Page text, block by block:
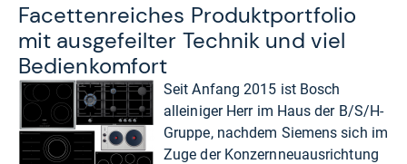
Facet­ten­rei­ches Pro­dukt­port­fo­lio
mit aus­ge­feil­ter Tech­nik und viel
Bedien­kom­fort
Seit Anfang 2015 ist Bosch
alleiniger Herr im Haus der B/S/H-
Gruppe, nachdem Siemens sich im
Zuge der Konzernneuausrichtung